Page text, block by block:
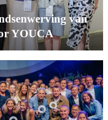
van
YOUCA